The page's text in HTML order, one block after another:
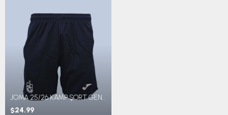
JOMA 25/26 KAMP ŞORT GENÇ
$24.99